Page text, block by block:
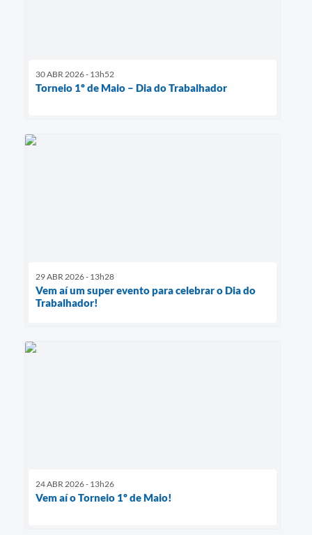
30 ABR 2026 - 13h52
Torneio 1º de Maio – Dia do Trabalhador
29 ABR 2026 - 13h28
Vem aí um super evento para celebrar o Dia do
Trabalhador!
24 ABR 2026 - 13h26
Vem aí o Torneio 1º de Maio!